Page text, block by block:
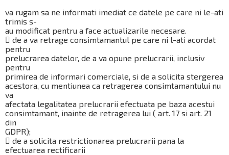
va rugam sa ne informati imediat ce datele pe care ni le-ati
trimis s-
au modificat pentru a face actualizarile necesare.
 de a va retrage consimtamantul pe care ni l-ati acordat
pentru
prelucrarea datelor, de a va opune prelucrarii, inclusiv
pentru
primirea de informari comerciale, si de a solicita stergerea
acestora, cu mentiunea ca retragerea consimtamantului nu
va
afectata legalitatea prelucrarii efectuata pe baza acestui
consimtamant, inainte de retragerea lui ( art. 17 si art. 21
din
GDPR);
 de a solicita restrictionarea prelucrarii pana la
efectuarea rectificarii